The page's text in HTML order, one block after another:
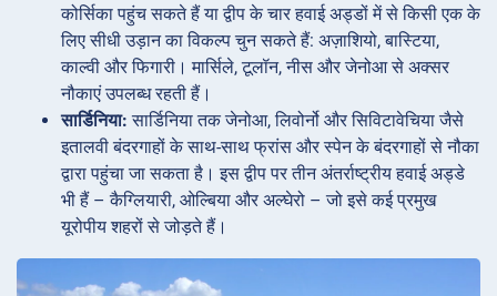
कोर्सिका पहुंच सकते हैं या द्वीप के चार हवाई अड्डों में से किसी एक के
लिए सीधी उड़ान का विकल्प चुन सकते हैं: अज़ाशियो, बास्टिया,
काल्वी और फिगारी। मार्सिले, टूलॉन, नीस और जेनोआ से अक्सर
नौकाएं उपलब्ध रहती हैं।
सार्डिनिया: सार्डिनिया तक जेनोआ, लिवोर्नो और सिविटावेचिया जैसे
इतालवी बंदरगाहों के साथ-साथ फ्रांस और स्पेन के बंदरगाहों से नौका
द्वारा पहुंचा जा सकता है। इस द्वीप पर तीन अंतर्राष्ट्रीय हवाई अड्डे
भी हैं – कैग्लियारी, ओल्बिया और अल्घेरो – जो इसे कई प्रमुख
यूरोपीय शहरों से जोड़ते हैं।